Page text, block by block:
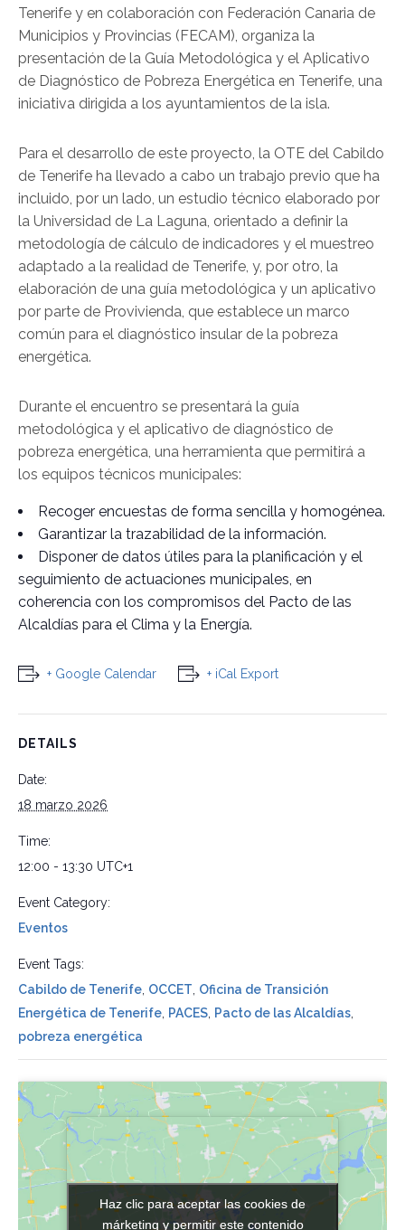
Tenerife y en colaboración con Federación Canaria de
Municipios y Provincias (FECAM), organiza la
presentación de la Guía Metodológica y el Aplicativo
de Diagnóstico de Pobreza Energética en Tenerife, una
iniciativa dirigida a los ayuntamientos de la isla.
Para el desarrollo de este proyecto, la OTE del Cabildo
de Tenerife ha llevado a cabo un trabajo previo que ha
incluido, por un lado, un estudio técnico elaborado por
la Universidad de La Laguna, orientado a definir la
metodología de cálculo de indicadores y el muestreo
adaptado a la realidad de Tenerife, y, por otro, la
elaboración de una guía metodológica y un aplicativo
por parte de Provivienda, que establece un marco
común para el diagnóstico insular de la pobreza
energética.
Durante el encuentro se presentará la guía
metodológica y el aplicativo de diagnóstico de
pobreza energética, una herramienta que permitirá a
los equipos técnicos municipales:
Recoger encuestas de forma sencilla y homogénea.
Garantizar la trazabilidad de la información.
Disponer de datos útiles para la planificación y el
seguimiento de actuaciones municipales, en
coherencia con los compromisos del Pacto de las
Alcaldías para el Clima y la Energía.
+ Google Calendar + iCal Export
DETAILS
Date:
18 marzo 2026
Time:
12:00 - 13:30 UTC+1
Event Category:
Eventos
Event Tags:
Cabildo de Tenerife OCCET Oficina de Transición
Energética de Tenerife PACES Pacto de las Alcaldías
pobreza energética
Haz clic para aceptar las cookies de
márketing y permitir este contenido
Haz clic para aceptar las cookies de
márketing y permitir este contenido